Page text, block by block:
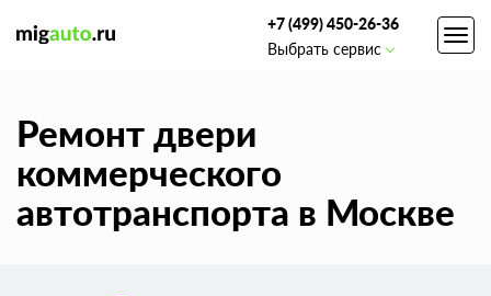
+7 (499) 450-26-36
Выбрать сервис
Ремонт двери
коммерческого
автотранспорта в Москве